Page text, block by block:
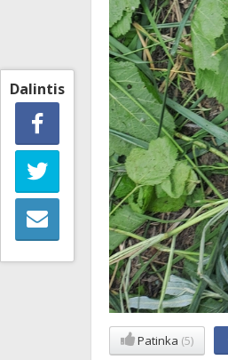
Dalintis
Patinka (5)